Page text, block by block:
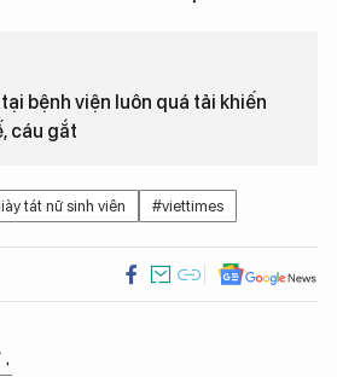
bệnh viện luôn quá tải khiến
cáu gắt
tát nữ sinh viên #viettimes